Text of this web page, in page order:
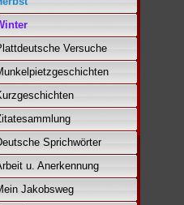
Versuche
Sprichwörter
u. Anerkennung
Jakobsweg